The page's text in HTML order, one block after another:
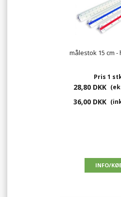
målestok 15 cm -
Pris 1
28,80 DKK
36,00 DKK